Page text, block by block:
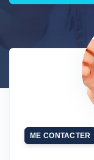
ME CONTACTER